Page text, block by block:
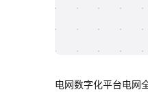
电网数字化平台电网